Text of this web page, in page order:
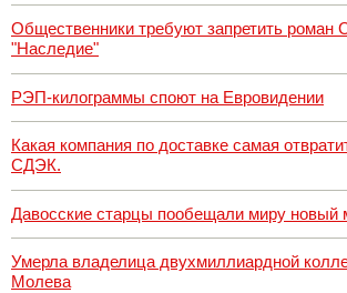
Общественники требуют запретить роман
"Наследие"
РЭП-килограммы споют на Евровидении
Какая компания по доставке самая
СДЭК.
Давосские старцы пообещали миру новый
Умерла владелица двухмиллиардной
Молева